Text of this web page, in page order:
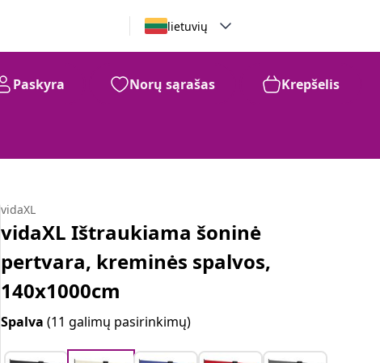
lietuvių
Paskyra Norų sąrašas Krepšelis
vidaXL
vidaXL Ištraukiama šoninė
pertvara, kreminės spalvos,
140x1000cm
Spalva(11 galimų pasirinkimų)